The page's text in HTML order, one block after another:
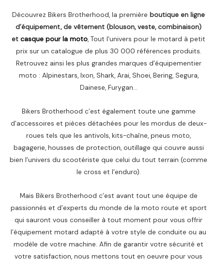
Découvrez Bikers Brotherhood, la première boutique en ligne
d’équipement, de vêtement (blouson, veste, combinaison)
et casque pour la moto, Tout l’univers pour le motard à petit
prix sur un catalogue de plus 30 000 références produits.
Retrouvez ainsi les plus grandes marques d’équipementier
moto : Alpinestars, Ixon, Shark, Arai, Shoei, Bering, Segura,
Dainese, Furygan…
Bikers Brotherhood c’est également toute une gamme
d’accessoires et pièces détachées pour les mordus de deux-
roues tels que les antivols, kits-chaîne, pneus moto,
bagagerie, housses de protection, outillage qui couvre aussi
bien l’univers du scootériste que celui du tout terrain (comme
le cross et l’enduro).
Mais Bikers Brotherhood c’est avant tout une équipe de
passionnés et d’experts du monde de la moto route et sport
qui sauront vous conseiller à tout moment pour vous offrir
l’équipement motard adapté à votre style de conduite ou au
modèle de votre machine. Afin de garantir votre sécurité et
votre satisfaction, nous mettons tout en oeuvre pour vous